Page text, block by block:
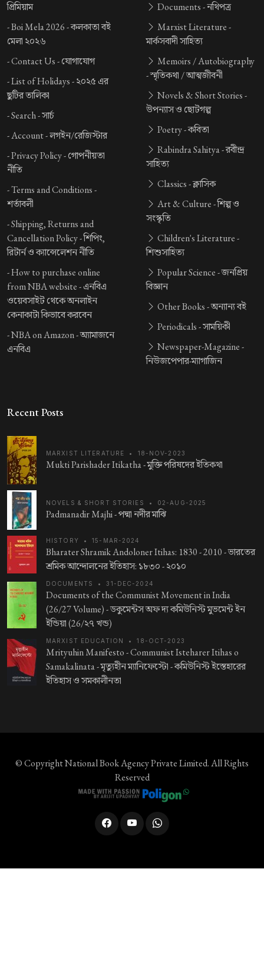
প্রিমিয়াম
-Boi Mela 2026 -কলকাতা বই
মেলা ২০২৬
-Contact Us -যোগাযোগ
-List of Holidays -২০২৫ এর
ছুটির তালিকা
-Search -সার্চ
-Account -লগইন/রেজিস্টার
-Privacy Policy -গোপনীয়তা
নীতি
-Terms and Conditions -
শর্তাবলী
-Shipping, Returns and
Cancellation Policy -শিপিং,
রিটার্ন ও ক্যান্সেলেশন নীতি
-How to purchase online
from NBA website -এনবিএ
ওয়েবসাইট থেকে অনলাইন
কেনাকাটা কিভাবে করবেন
-NBA on Amazon -অ্যামাজনে
এনবিএ
Documents -নথিপত্র
Marxist Literature -
মার্কসবাদী সাহিত্য
Memoirs / Autobiography
-স্মৃতিকথা / আত্মজীবনী
Novels & Short Stories -
উপন্যাস ও ছোটগল্প
Poetry -কবিতা
Rabindra Sahitya -রবীন্দ্র
সাহিত্য
Classics -ক্লাসিক
Art & Culture -শিল্প ও
সংস্কৃতি
Children's Literature -
শিশুসাহিত্য
Popular Science -জনপ্রিয়
বিজ্ঞান
Other Books -অন্যান্য বই
Periodicals -সাময়িকী
Newspaper-Magazine -
নিউজপেপার-ম্যাগাজিন
Recent Posts
MARXIST LITERATURE • 18-NOV-2023
Mukti Parishader Itikatha -মুক্তি পরিষদের ইতিকথা
NOVELS & SHORT STORIES • 02-AUG-2025
Padmanadir Majhi -পদ্মা নদীর মাঝি
HISTORY • 15-MAR-2024
Bharater Shramik Andoloner Itihas: 1830 - 2010 -ভারতের
শ্রমিক আন্দোলনের ইতিহাস: ১৮৩০ - ২০১০
DOCUMENTS • 31-DEC-2024
Documents of the Communist Movement in India
(26/27 Volume) -ডকুমেন্টস অফ দ্য কমিউনিস্ট মুভমেন্ট ইন
ইন্ডিয়া (26/২৭ খন্ড)
MARXIST EDUCATION • 18-OCT-2023
Mrityuhin Manifesto - Communist Isteharer Itihas o
Samakalinata -মৃত্যুহীন ম্যানিফেস্টো - কমিউনিস্ট ইস্তেহারের
ইতিহাস ও সমকালীনতা
© CopyrightNational Book Agency Private Limited. All Rights
Reserved